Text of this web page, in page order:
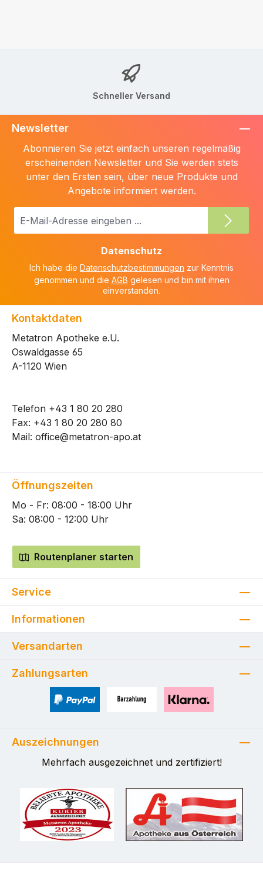
Schneller Versand
Newsletter
Abonnieren Sie jetzt einfach unseren regelmäßig
erscheinenden Newsletter und Sie werden stets
unter den Ersten sein, über neue Produkte und
Angebote informiert werden.
E-
Datenschutz
Ich habe die Datenschutzbestimmungen zur Kenntnis
genommen und die AGB gelesen und bin mit ihnen
einverstanden.
Kontaktdaten
Metatron Apotheke e.U.
Oswaldgasse 65
A-1120 Wien
Telefon +43 1 80 20 280
Fax: +43 1 80 20 280 80
Mail: office@metatron-apo.at
Öffnungszeiten
Mo - Fr: 08:00 - 18:00 Uhr
Sa: 08:00 - 12:00 Uhr
Routenplaner starten
Service
Informationen
Versandarten
Zahlungsarten
Auszeichnungen
Mehrfach ausgezeichnet und zertifiziert!